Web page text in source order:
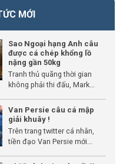
MỚI
Sao Ngoại hạng Anh câu
được cá chép khổng lồ
nặng gần 50kg
Tranh thủ quãng thời gian
không phải thi đấu, Mark...
Van Persie câu cá mập
giải khuây !
Trên trang twitter cá nhân,
tiền đạo Van Persie mới...